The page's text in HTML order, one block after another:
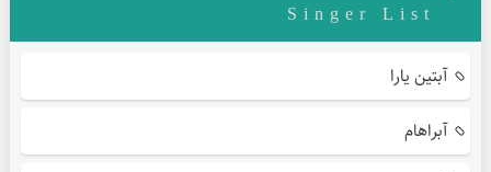
Singer List
آبتین یارا
آبراهام